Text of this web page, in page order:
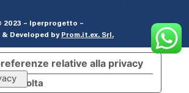
2023 – Iperprogetto –
& Developed by Prom.it.ex. Srl .
raccolta
relative alla privacy